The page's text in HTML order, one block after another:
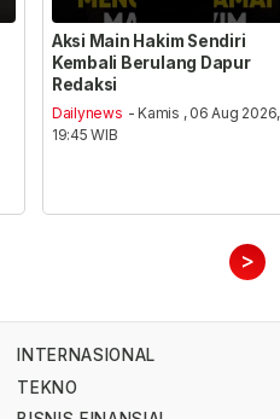
Aksi Main Hakim Sendiri
Kembali Berulang Dapur
Redaksi
Dailynews - Kamis , 06 Aug 2026,
19:45 WIB
>
INTERNASIONAL
TEKNO